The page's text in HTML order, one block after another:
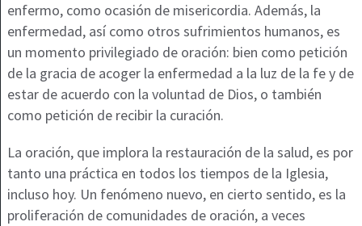
enfermo, como ocasión de misericordia. Además, la
enfermedad, así como otros sufrimientos humanos, es
un momento privilegiado de oración: bien como petición
de la gracia de acoger la enfermedad a la luz de la fe y de
estar de acuerdo con la voluntad de Dios, o también
como petición de recibir la curación.
La oración, que implora la restauración de la salud, es por
tanto una práctica en todos los tiempos de la Iglesia,
incluso hoy. Un fenómeno nuevo, en cierto sentido, es la
proliferación de comunidades de oración, a veces